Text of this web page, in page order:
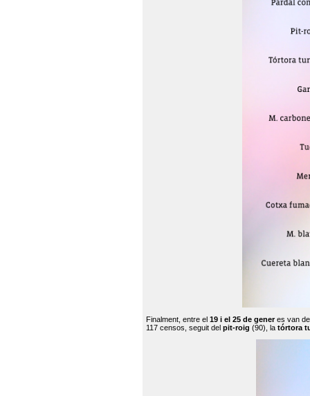
Finalment, entre el 19 i el 25 de generes van
117 censos, seguit del pit-roig (90), la tórtora